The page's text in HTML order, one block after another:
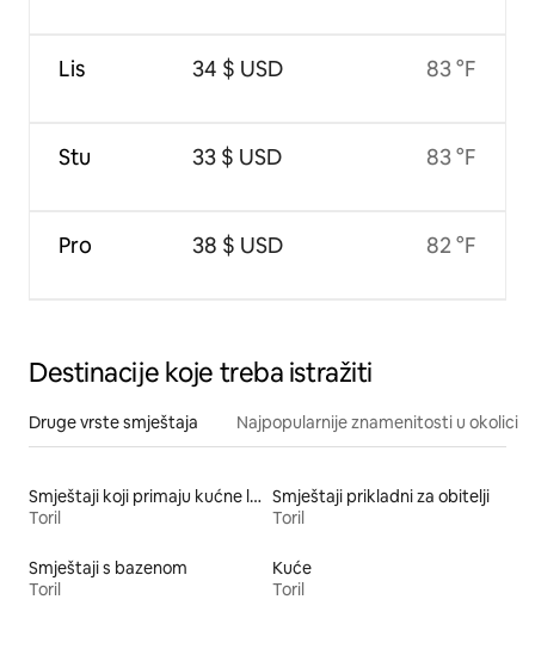
Lis
Stu
Pro
34 $ USD
33 $ USD
38 $ USD
83 °F
83 °F
82 °F
Destinacije koje treba istražiti
Druge vrste smještaja Najpopularnije znamenitosti u okolici
Smještaji koji primaju kućne ljubimce
Toril
Smještaji prikladni za obitelji
Toril
Smještaji s bazenom
Toril
Kuće
Toril